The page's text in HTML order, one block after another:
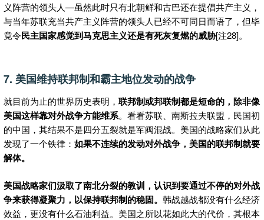
义阵营的领头人—虽然此时只有北朝鲜和古巴还在提倡共产主义，
与当年苏联充当共产主义阵营的领头人已经不可同日而语了，但毕
竟令民主国家感觉到马克思主义还是有死灰复燃的威胁[注28]。
7. 美国维持联邦制和霸主地位发动的战争
就目前为止的世界历史表明， 联邦制或邦联制都是短命的，除非像
美国这样靠对外战争方能维系。看看苏联、南斯拉夫联盟，民国初
的中国，其结果不是四分五裂就是军阀混战。美国的战略家们从此
发现了一个铁律： 如果不连续的发动对外战争，美国的联邦制就要
解体。
美国战略家们汲取了南北分裂的教训，认识到要通过不停的对外战
争来获得凝聚力，以保持联邦制的稳固。 韩战越战都没有什么经济
效益，更没有什么石油利益。美国之所以花如此大的代价，其根本